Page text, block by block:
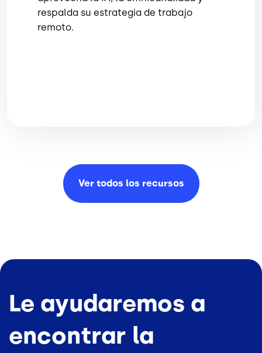
respalda su estrategia de trabajo
remoto.
Ver todos los recursos
Le ayudaremos a
encontrar la